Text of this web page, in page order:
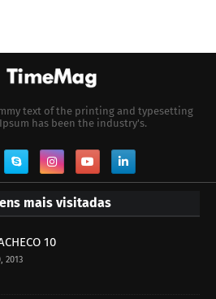
text of the printing and typesetting
has been the industry's.
mais visitadas
10
2013